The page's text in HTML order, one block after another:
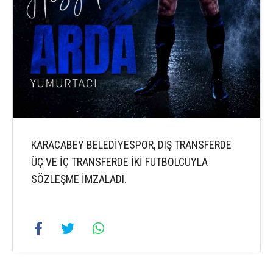
KARACABEY BELEDİYESPOR, DIŞ TRANSFERDE
ÜÇ VE İÇ TRANSFERDE İKİ FUTBOLCUYLA
SÖZLEŞME İMZALADI.